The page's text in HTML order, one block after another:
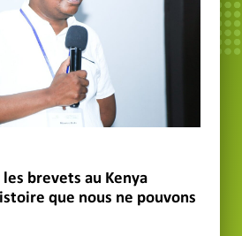
les brevets au Kenya
que nous ne pouvons